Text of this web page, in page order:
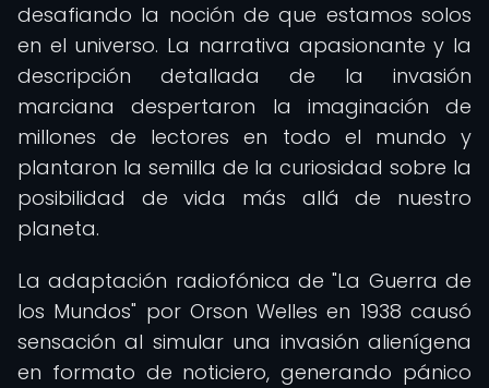
desafiando la noción de que estamos solos
en el universo. La narrativa apasionante y la
descripción detallada de la invasión
marciana despertaron la imaginación de
millones de lectores en todo el mundo y
plantaron la semilla de la curiosidad sobre la
posibilidad de vida más allá de nuestro
planeta.
La adaptación radiofónica de "La Guerra de
los Mundos" por Orson Welles en 1938 causó
sensación al simular una invasión alienígena
en formato de noticiero, generando pánico